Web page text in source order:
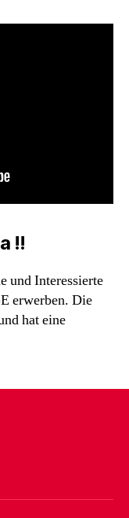
!!
und Interessierte
erwerben. Die
hat eine